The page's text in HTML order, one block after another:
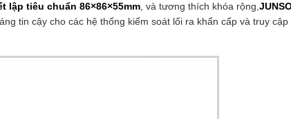
lập tiêu chuẩn 86×86×55mm , và tương thích khóa rộng,
tin cậy cho các hệ thống kiểm soát lối ra khẩn cấp và truy cập